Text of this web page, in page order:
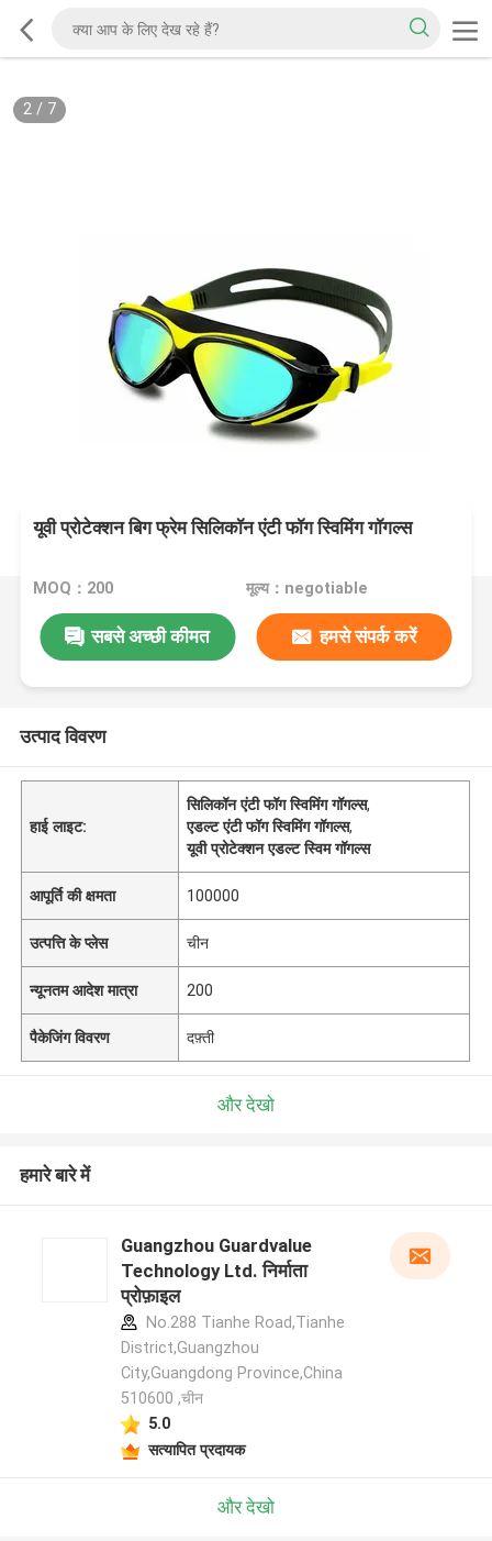
2/ 7
यूवी प्रोटेक्शन बिग फ्रेम सिलिकॉन एंटी फॉग स्विमिंग गॉगल्स
MOQ：200 मूल्य：negotiable
सबसे अच्छी कीमत हमसे संपर्क करें
उत्पाद विवरण
हाई लाइट:
सिलिकॉन एंटी फॉग स्विमिंग गॉगल्स,
एडल्ट एंटी फॉग स्विमिंग गॉगल्स,
यूवी प्रोटेक्शन एडल्ट स्विम गॉगल्स
आपूर्ति की क्षमता 100000
उत्पत्ति के प्लेस चीन
न्यूनतम आदेश मात्रा 200
पैकेजिंग विवरण दफ़्ती
और देखो
हमारे बारे में
Guangzhou Guardvalue
Technology Ltd. निर्माता
प्रोफ़ाइल
No.288 Tianhe Road,Tianhe
District,Guangzhou
City,Guangdong Province,China
510600 ,चीन
5.0
सत्यापित प्रदायक
और देखो